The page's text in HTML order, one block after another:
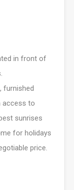
in front of
furnished
access to
sunrises
for holidays
price.